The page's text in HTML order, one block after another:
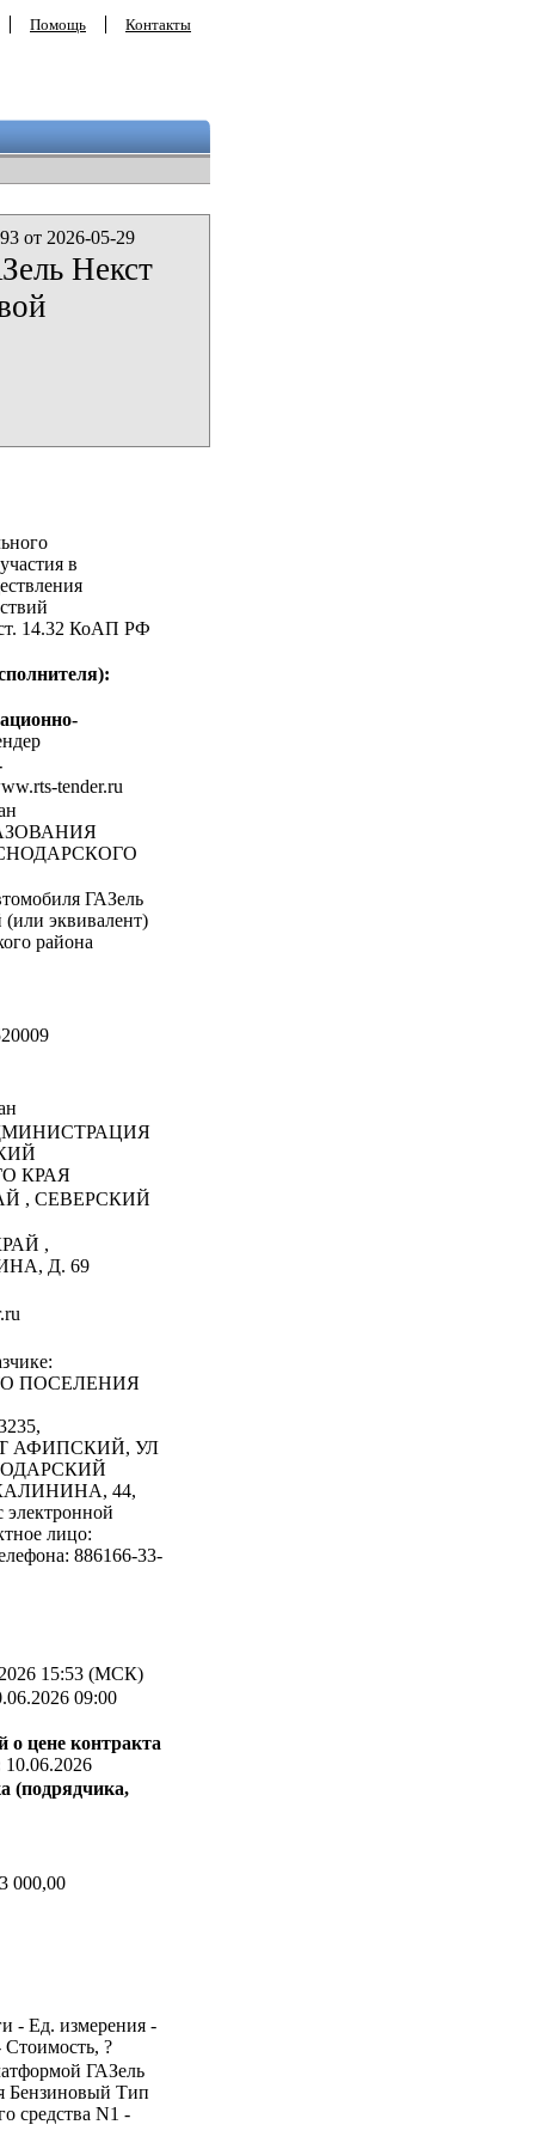
Помощь Контакты
от 2026-05-29
Некст
в
ст. 14.32 КоАП РФ
tender.ru
ГАЗель
эквивалент)
района
КРАЯ
, СЕВЕРСКИЙ
,
Д. 69
ПОСЕЛЕНИЯ
АФИПСКИЙ, УЛ
44,
электронной
лицо:
886166-33-
15:53 (МСК)
09:00
о цене контракта
10.06.2026
(подрядчика,
000,00
- Ед. измерения -
Стоимость, ?
ГАЗель
Бензиновый Тип
средства N1 -